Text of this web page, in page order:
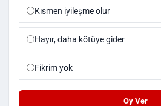
Kısmen iyileşme olur
Hayır, daha kötüye gider
Fikrim yok
Oy Ver